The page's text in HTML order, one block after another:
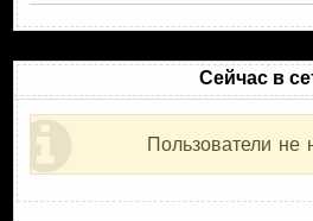
Сейчас в
Пользователи не